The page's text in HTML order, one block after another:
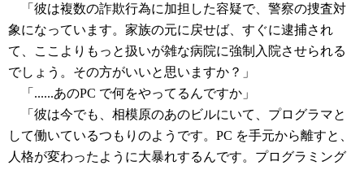
「彼は複数の詐欺行為に加担した容疑で、警察の捜査対
象になっています。家族の元に戻せば、すぐに逮捕され
て、ここよりもっと扱いが雑な病院に強制入院させられる
でしょう。その方がいいと思いますか？」
「......あのPC で何をやってるんですか」
「彼は今でも、相模原のあのビルにいて、プログラマと
して働いているつもりのようです。PC を手元から離すと、
人格が変わったように大暴れするんです。プログラミング